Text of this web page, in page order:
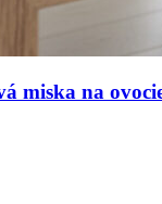
miska na